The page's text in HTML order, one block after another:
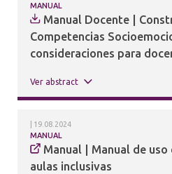
MANUAL
Manual Docente |
Competencias
consideraciones para
Ver abstract
MANUAL
19.08.2024
Manual | Manual de uso
aulas inclusivas